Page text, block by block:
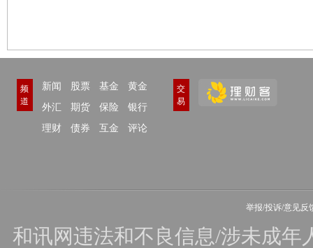
频
道
新闻 股票 基金
黄金
外汇
期货 保险
银行
理财
债券 互金 评论
交
易
举报/投诉/意见反
和讯网违法和不良信息/涉未成年